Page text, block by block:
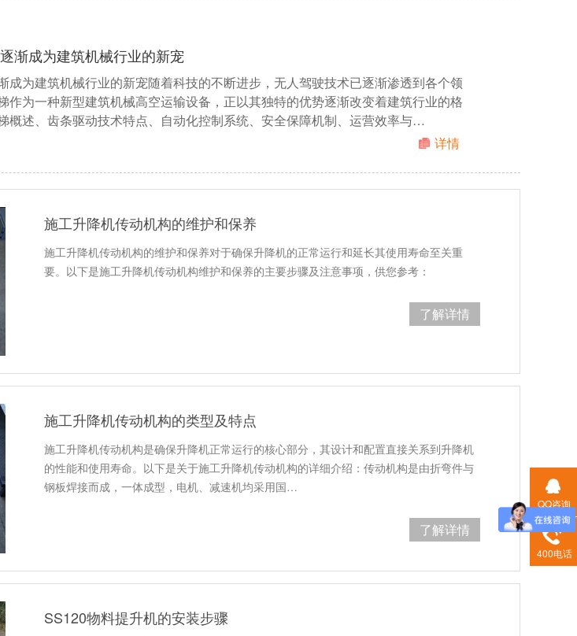
渐成为建筑机械行业的新宠
成为建筑机械行业的新宠随着科技的不断进步，无人驾驶技术已逐渐渗透到各个领
作为一种新型建筑机械高空运输设备，正以其独特的优势逐渐改变着建筑行业的格
概述、齿条驱动技术特点、自动化控制系统、安全保障机制、运营效率与…
详情
施工升降机传动机构的维护和保养
施工升降机传动机构的维护和保养对于确保升降机的正常运行和延长其使用寿命至关重
要。以下是施工升降机传动机构维护和保养的主要步骤及注意事项，供您参考：
了解详情
施工升降机传动机构的类型及特点
施工升降机传动机构是确保升降机正常运行的核心部分，其设计和配置直接关系到升降机
的性能和使用寿命。以下是关于施工升降机传动机构的详细介绍：传动机构是由折弯件与
钢板焊接而成，一体成型，电机、减速机均采用国…
了解详情
SS120物料提升机的安装步骤
QQ咨询
400电话